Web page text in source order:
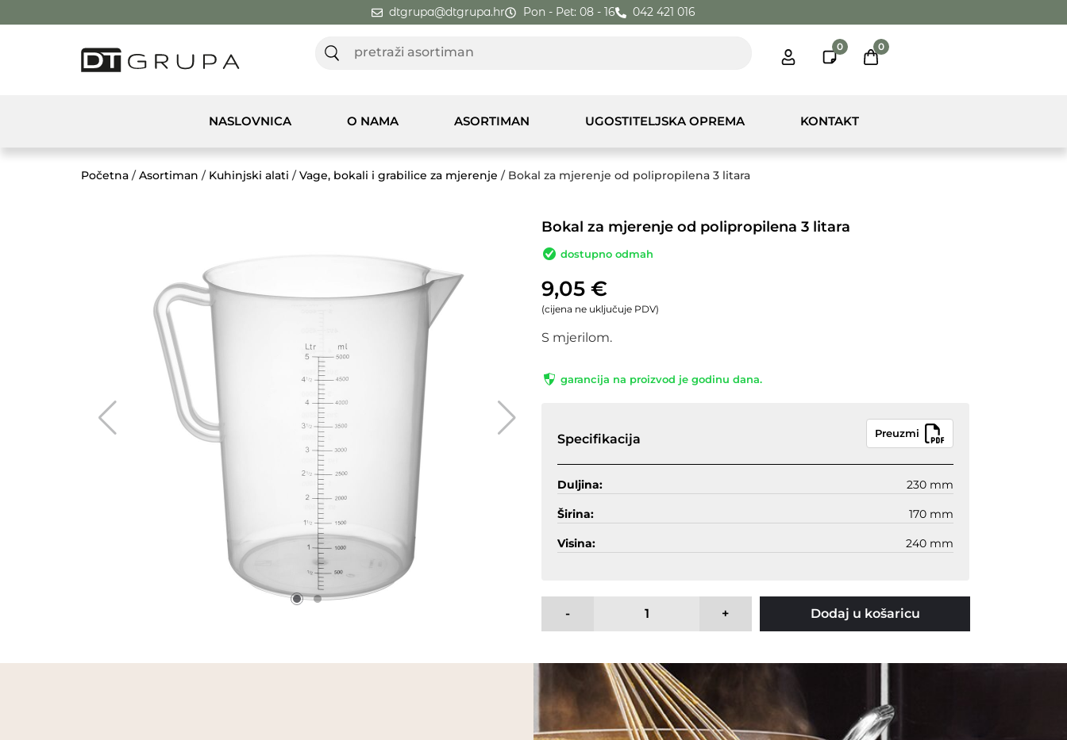
dtgrupa@dtgrupa.hr Pon - Pet: 08 - 16 042 421 016
0 0
NASLOVNICA O NAMA ASORTIMAN UGOSTITELJSKA OPREMA KONTAKT
Početna /Asortiman / Kuhinjski alati /Vage, bokali i grabilice za mjerenje / Bokal za mjerenje od polipropilena 3 litara
Bokal za mjerenje od polipropilena 3 litara
dostupno odmah
9,05 €
(cijena ne uključuje PDV)
S mjerilom.
garancija na proizvod je godinu dana.
Specifikacija Preuzmi
Duljina: 230 mm
Širina: 170 mm
Visina: 240 mm
- + Dodaj u košaricu